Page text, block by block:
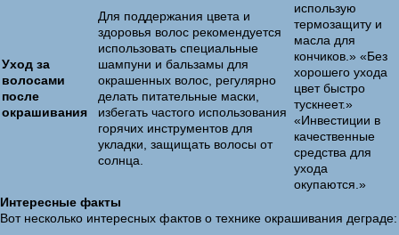
Уход за
волосами
после
окрашивания
Для поддержания цвета и
здоровья волос рекомендуется
использовать специальные
шампуни и бальзамы для
окрашенных волос, регулярно
делать питательные маски,
избегать частого использования
горячих инструментов для
укладки, защищать волосы от
солнца.
использую
термозащиту и
масла для
кончиков.» «Без
хорошего ухода
цвет быстро
тускнеет.»
«Инвестиции в
качественные
средства для
ухода
окупаются.»
Интересные факты
Вот несколько интересных фактов о технике окрашивания деграде: